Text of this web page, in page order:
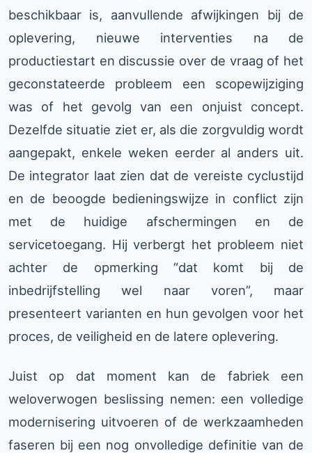
beschikbaar is, aanvullende afwijkingen bij de
oplevering, nieuwe interventies na de
productiestart en discussie over de vraag of het
geconstateerde probleem een scopewijziging
was of het gevolg van een onjuist concept.
Dezelfde situatie ziet er, als die zorgvuldig wordt
aangepakt, enkele weken eerder al anders uit.
De integrator laat zien dat de vereiste cyclustijd
en de beoogde bedieningswijze in conflict zijn
met de huidige afschermingen en de
servicetoegang. Hij verbergt het probleem niet
achter de opmerking “dat komt bij de
inbedrijfstelling wel naar voren”, maar
presenteert varianten en hun gevolgen voor het
proces, de veiligheid en de latere oplevering.
Juist op dat moment kan de fabriek een
weloverwogen beslissing nemen: een volledige
modernisering uitvoeren of de werkzaamheden
faseren bij een nog onvolledige definitie van de